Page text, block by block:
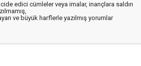
edici cümleler veya imalar, inançlara saldırı
ve büyük harflerle yazılmış yorumlar